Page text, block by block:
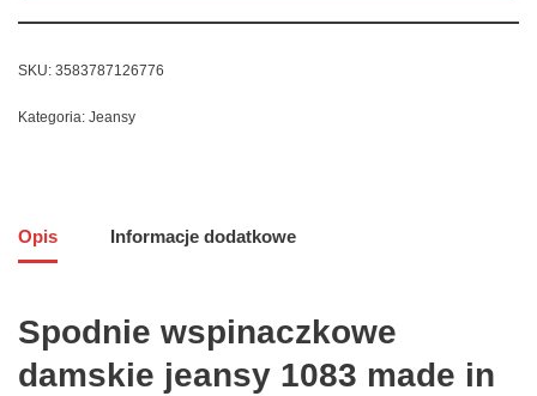
SKU: 3583787126776
Kategoria: Jeansy
Opis Informacje dodatkowe
Spodnie wspinaczkowe
damskie jeansy 1083 made in